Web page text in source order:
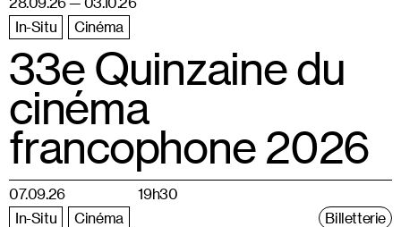
In-Situ
Cinéma
33e Quinzaine du
cinéma
francophone 2026
07.09.26
19h30
In-Situ
Cinéma Billetterie